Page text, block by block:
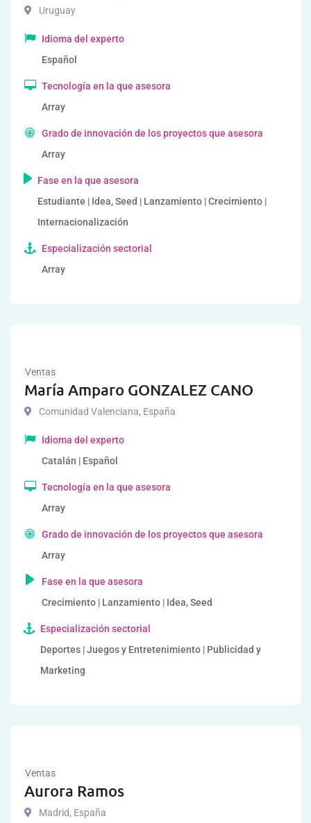
Uruguay
Idioma del experto
Español
Tecnología en la que asesora
Array
Grado de innovación de los proyectos que asesora
Array
Fase en la que asesora
Estudiante | Idea, Seed | Lanzamiento | Crecimiento |
Internacionalización
Especialización sectorial
Array
Ventas
María Amparo GONZALEZ CANO
Comunidad Valenciana, España
Idioma del experto
Catalán | Español
Tecnología en la que asesora
Array
Grado de innovación de los proyectos que asesora
Array
Fase en la que asesora
Crecimiento | Lanzamiento | Idea, Seed
Especialización sectorial
Deportes | Juegos y Entretenimiento | Publicidad y
Marketing
Ventas
Aurora Ramos
Madrid, España